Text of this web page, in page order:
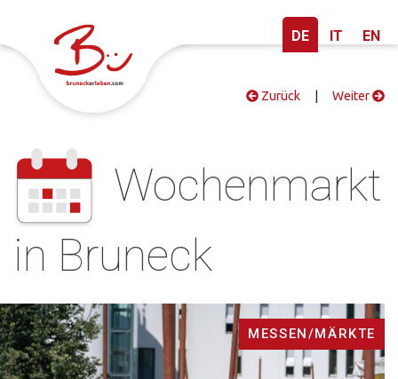
DE IT EN
Zurück Weiter
Wochenmarkt
in Bruneck
MESSEN/MÄRKTE